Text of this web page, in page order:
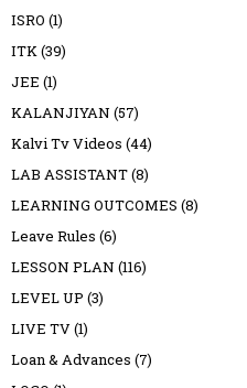
ISRO (1)
ITK(39)
JEE (1)
KALANJIYAN (57)
Kalvi Tv Videos (44)
LAB ASSISTANT(8)
LEARNING OUTCOMES (8)
Leave Rules (6)
LESSON PLAN (116)
LEVEL UP (3)
LIVE TV(1)
Loan & Advances (7)